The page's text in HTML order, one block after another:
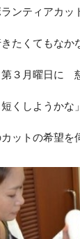
ンティアカッ
たくてもな
３月曜日に
短くしようか
ットの希望を